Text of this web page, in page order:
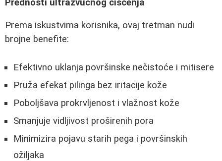
Prednosti ultrazvučnog čišćenja
Prema iskustvima korisnika, ovaj tretman nudi
brojne benefite:
Efektivno uklanja površinske nečistoće i mitisere
Pruža efekat pilinga bez iritacije kože
Poboljšava prokrvljenost i vlažnost kože
Smanjuje vidljivost proširenih pora
Minimizira pojavu starih pega i površinskih
ožiljaka